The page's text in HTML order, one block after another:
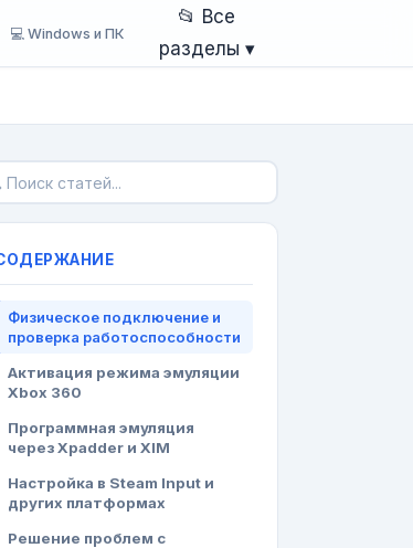
💻 Windows и ПК
📂 Все
разделы ▾
Физическое подключение и
проверка работоспособности
Активация режима эмуляции
Xbox 360
Программная эмуляция
через Xpadder и XIM
Настройка в Steam Input и
других платформах
Решение проблем с